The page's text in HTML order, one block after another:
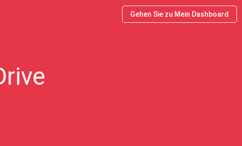
Gehen Sie zu Mein Dashboard